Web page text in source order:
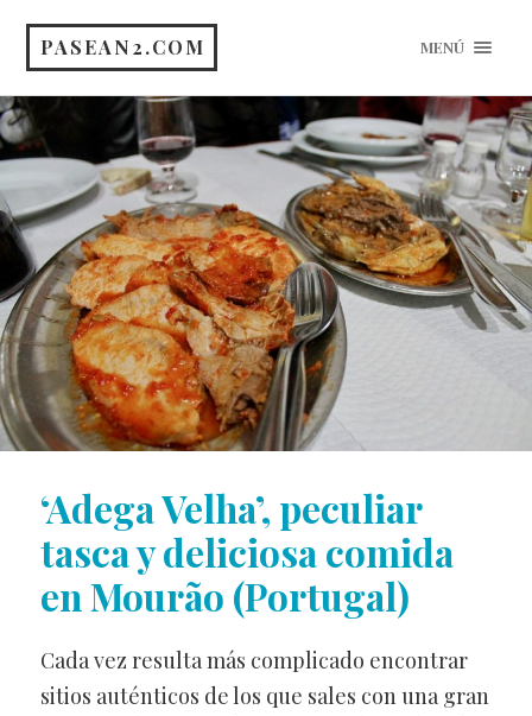
PASEAN2.COM MENÚ
‘Adega Velha’, peculiar
tasca y deliciosa comida
en Mourão (Portugal)
Cada vez resulta más complicado encontrar
sitios auténticos de los que sales con una gran